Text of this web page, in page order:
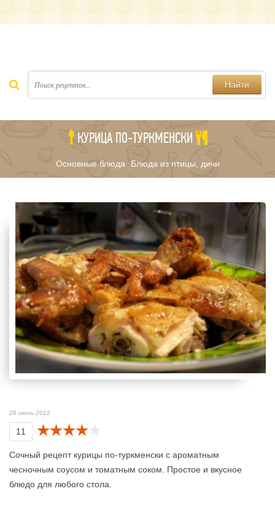
Найти
КУРИЦА ПО-ТУРКМЕНСКИ
Основные блюда/ Блюда из птицы, дичи
26 июнь 2012
11
Сочный рецепт курицы по-туркменски с ароматным
чесночным соусом и томатным соком. Простое и вкусное
блюдо для любого стола.